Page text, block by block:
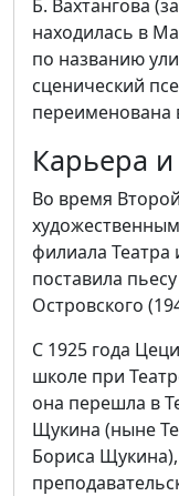
Б. Вахтангова
находилась в
по названию
сценический
переименована
Карьера
Во время
филиала Театра
поставила
Островского
С 1925 года
школе при
она перешла в
Щукина (ныне
Бориса